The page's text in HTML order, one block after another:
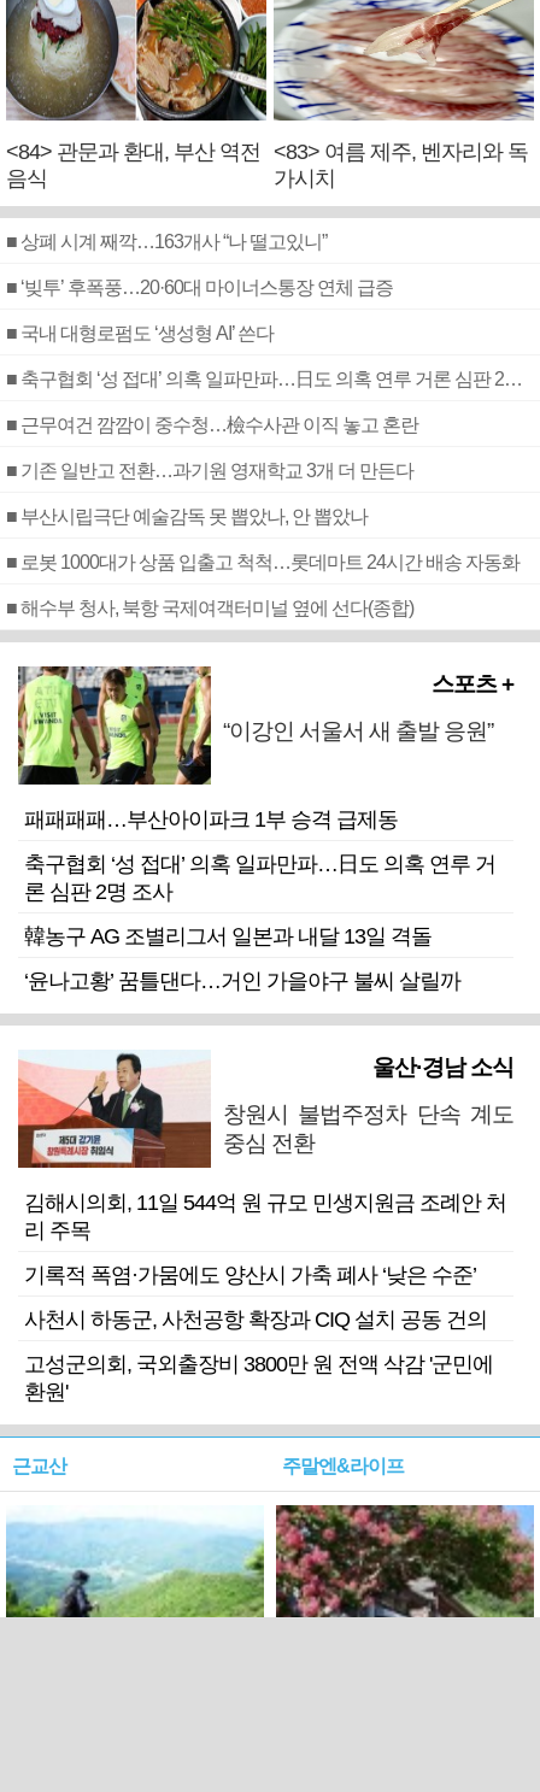
<84> 관문과 환대, 부산 역전
음식
<83> 여름 제주, 벤자리와 독
가시치
■ 상폐 시계 째깍…163개사 “나 떨고있니”
■ ‘빚투’ 후폭풍…20·60대 마이너스통장 연체 급증
■ 국내 대형로펌도 ‘생성형 AI’ 쓴다
■ 축구협회 ‘성 접대’ 의혹 일파만파…日도 의혹 연루 거론 심판 2명 조사
■ 근무여건 깜깜이 중수청…檢수사관 이직 놓고 혼란
■ 기존 일반고 전환…과기원 영재학교 3개 더 만든다
■ 부산시립극단 예술감독 못 뽑았나, 안 뽑았나
■ 로봇 1000대가 상품 입출고 척척…롯데마트 24시간 배송 자동화
■ 해수부 청사, 북항 국제여객터미널 옆에 선다(종합)
스포츠 +
“이강인 서울서 새 출발 응원”
패패패패…부산아이파크 1부 승격 급제동
축구협회 ‘성 접대’ 의혹 일파만파…日도 의혹 연루 거
론 심판 2명 조사
韓농구 AG 조별리그서 일본과 내달 13일 격돌
‘윤나고황’ 꿈틀댄다…거인 가을야구 불씨 살릴까
울산·경남 소식
창원시 불법주정차 단속 계도
중심 전환
김해시의회, 11일 544억 원 규모 민생지원금 조례안 처
리 주목
기록적 폭염·가뭄에도 양산시 가축 폐사 ‘낮은 수준’
사천시 하동군, 사천공항 확장과 CIQ 설치 공동 건의
고성군의회, 국외출장비 3800만 원 전액 삭감 '군민에
환원'
근교산 주말엔&라이프